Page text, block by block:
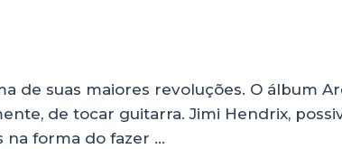
de suas maiores revoluções. O álbum
de tocar guitarra. Jimi Hendrix,
na forma do fazer …